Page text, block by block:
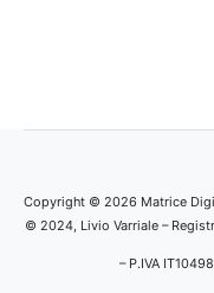
Copyright © 2026 Matrice
© 2024, Livio Varriale –
– P.IVA